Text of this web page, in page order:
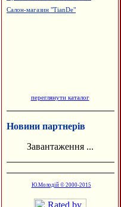
Салон-магазин "TianDe"
переглянути каталог
Новини партнерів
Завантаження ...
Ю.Молодій © 2000-2015